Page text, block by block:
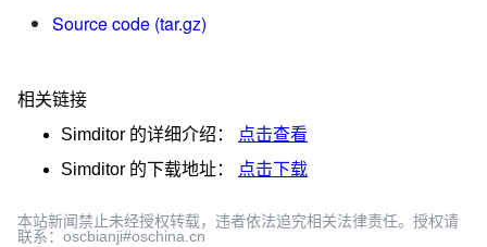
Source code (tar.gz)
相关链接
Simditor 的详细介绍：
点击查看
Simditor 的下载地址： 点击下载
本站新闻禁止未经授权转载，违者依法追究相关法律责任。授权请
联系：oscbianji#oschina.cn